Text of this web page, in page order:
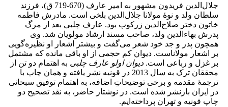
جلال‌الدین فریدون مشهور به امیر عارف (670-719 ق)، فرزند
سلطان ولد و نوۀ مولانا جلال‌الدین بلخی است. مادرش فاطمه
خاتون دختر صلاح‌الدین زرکوب بود. عارف چلبی بعد از مرگ
پدرش بهاءالدین ولد، صاحب مسند ارشاد مولویان شد. وی
همچون پدر و جد خود شعر می‌گفت و بیشتر اشعار او نظیره‌گویی
بر اشعار مولاناست. دیوان کم حجمی از او باقی مانده که مشتمل
بر غزل و رباعی است. دیوان اولو عارف چلبی به اهتمام دو تن از
محققان ترک به سال 2013 در قونیه نشر یافته و همان چاپ با
ترجمۀ مقدمه و برخی توضیحاتِ اضافه، به اهتمام توفیق سبحانی
در ایران بازنشر شده است. در نوشتار حاضر،‌ به نقد تصحیح دو
چاپ قونیه و تهران پرداخته‌ایم.